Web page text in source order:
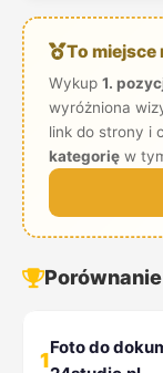
To miejsce
Wykup 1.
wyróżniona
link do strony i
kategorięw
1